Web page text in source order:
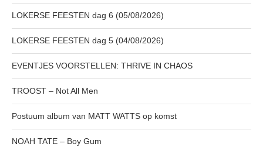
LOKERSE FEESTEN dag 6 (05/08/2026)
LOKERSE FEESTEN dag 5 (04/08/2026)
EVENTJES VOORSTELLEN: THRIVE IN CHAOS
TROOST – Not All Men
Postuum album van MATT WATTS op komst
NOAH TATE – Boy Gum